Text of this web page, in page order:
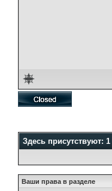
Здесь присутствуют: 1
Ваши права в разделе